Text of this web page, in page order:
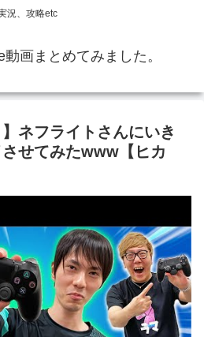
況、攻略etc
画まとめてみました。
】ネフライトさんにいき
せてみたwww【ヒカ